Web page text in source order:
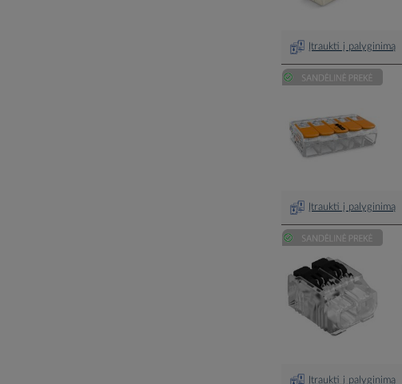
Įtraukti į palyginimą
Įtraukti į palyginimą
Įtraukti į palyginimą